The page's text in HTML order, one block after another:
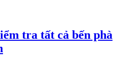
tra tất cả bến phà